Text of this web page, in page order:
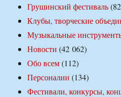
Грушинский фестиваль
Клубы, творческие
Музыкальные
Новости (42 062)
Обо всем(112)
Персоналии (134)
Фестивали, конкурсы,